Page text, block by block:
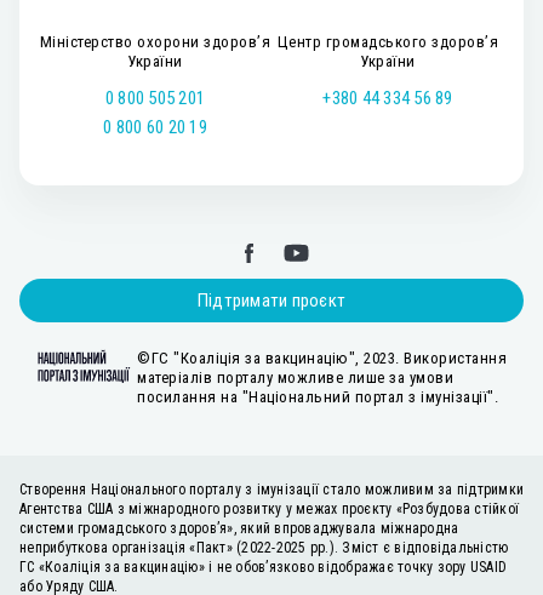
Міністерство охорони здоров’я
України
0 800 505 201
0 800 60 20 19
Центр громадського здоров’я
України
+380 44 334 56 89
Підтримати проєкт
©ГС "Коаліція за вакцинацію", 2023. Використання
матеріалів порталу можливе лише за умови
посилання на "Національний портал з імунізації".
Створення Національного порталу з імунізації стало можливим за підтримки
Агентства США з міжнародного розвитку у межах проєкту «Розбудова стійкої
системи громадського здоров’я», який впроваджувала міжнародна
неприбуткова організація «Пакт» (2022-2025 рр.). Зміст є відповідальністю
ГС «Коаліція за вакцинацію» і не обов’язково відображає точку зору USAID
або Уряду США.